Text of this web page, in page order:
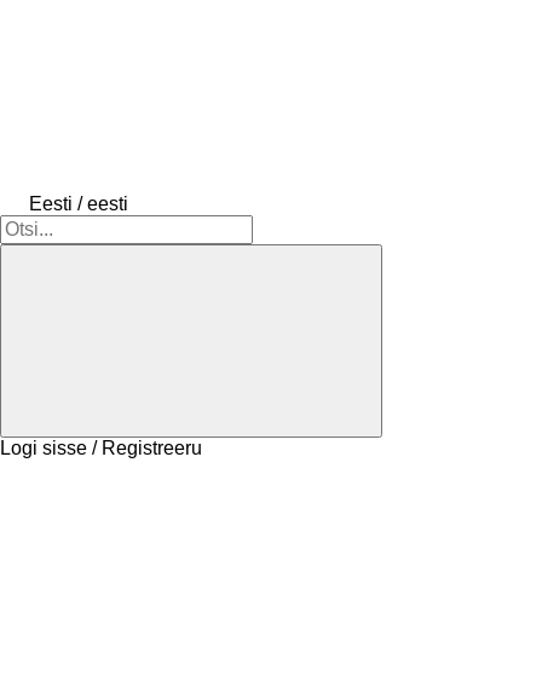
Eesti / eesti
Logi sisse / Registreeru